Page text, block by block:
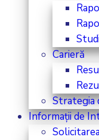
Carieră
Strategia
Informații de